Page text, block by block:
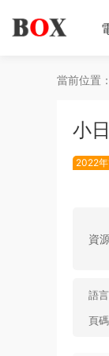
當前位置：
小
2022
資
語言
頁碼